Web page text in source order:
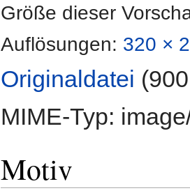
Größe dieser
Auflösungen: 320 ×
Originaldatei
MIME-Typ:
Motiv